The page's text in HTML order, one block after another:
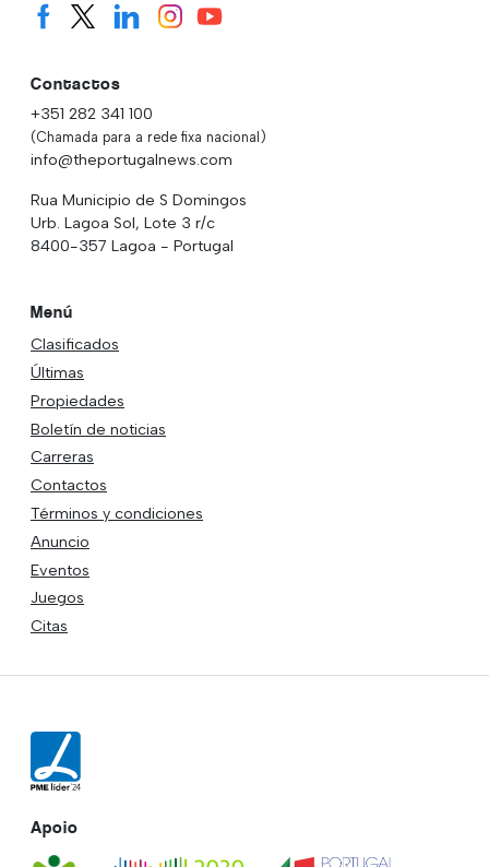
Contactos
+351 282 341 100
(Chamada para a rede fixa nacional)
info@theportugalnews.com
Rua Municipio de S Domingos
Urb. Lagoa Sol, Lote 3 r/c
8400-357 Lagoa - Portugal
Menú
Clasificados
Últimas
Propiedades
Boletín de noticias
Carreras
Contactos
Términos y condiciones
Anuncio
Eventos
Juegos
Citas
Apoio